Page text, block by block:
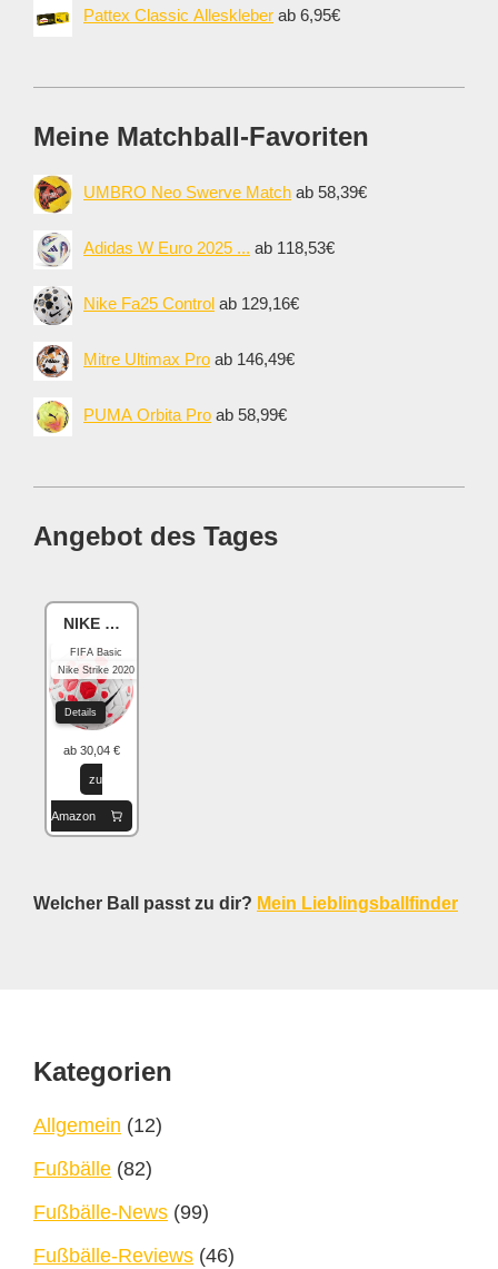
Pattex Classic Alleskleber ab 6,95€
Meine Matchball-Favoriten
UMBRO Neo Swerve Match ab 58,39€
Adidas W Euro 2025 ... ab 118,53€
Nike Fa25 Control ab 129,16€
Mitre Ultimax Pro ab 146,49€
PUMA Orbita Pro ab 58,99€
Angebot des Tages
NIKE Academy
FIFA Basic
Nike Strike 2020
Details
ab 30,04 €
zu
Amazon
Welcher Ball passt zu dir? Mein Lieblingsballfinder
Footer
Kategorien
Allgemein (12)
Fußbälle (82)
Fußbälle-News (99)
Fußbälle-Reviews (46)